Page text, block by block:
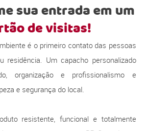
sua entrada em um
de visitas!
é o primeiro contato das pessoas
residência. Um capacho personalizado
organização e profissionalismo e
e segurança do local.
resistente, funcional e totalmente